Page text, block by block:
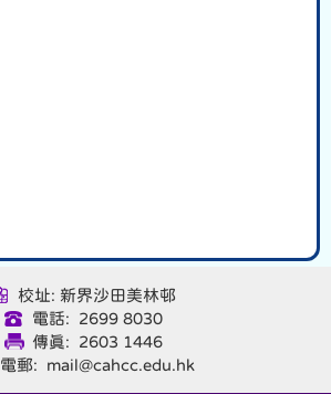
校址: 新界沙田美林邨
電話: 2699 8030
傳真: 2603 1446
電郵: mail@cahcc.edu.hk